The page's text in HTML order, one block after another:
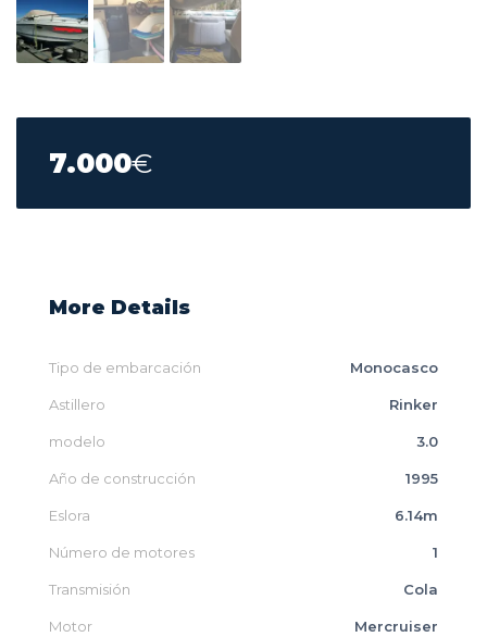
7.000€
More Details
Tipo de embarcación Monocasco
Astillero Rinker
modelo 3.0
Año de construcción 1995
Eslora 6.14m
Número de motores 1
Transmisión Cola
Motor Mercruiser